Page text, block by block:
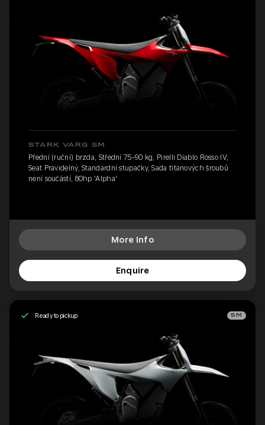
STARK VARG SM
Přední (ruční) brzda, Střední 75-90 kg, Pirelli Diablo Rosso IV,
Seat Pravidelný, Standardní stupačky, Sada titanových šroubů
není součástí, 80hp 'Alpha'
More Info
Enquire
Ready to pickup SM